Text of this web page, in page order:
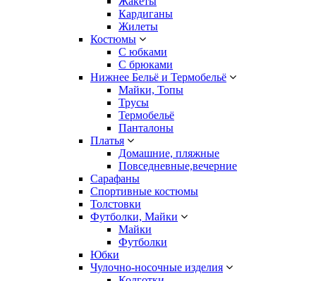
Кардиганы
Жилеты
Костюмы
С юбками
С брюками
Нижнее Бельё и Термобельё
Майки, Топы
Трусы
Термобельё
Панталоны
Платья
Домашние, пляжные
Повседневные,вечерние
Сарафаны
Спортивные костюмы
Толстовки
Футболки, Майки
Майки
Футболки
Юбки
Чулочно-носочные изделия